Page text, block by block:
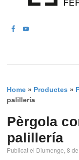
Home » Productes »
palillería
Pèrgola
palillería
Publicat el Diumenge, 8